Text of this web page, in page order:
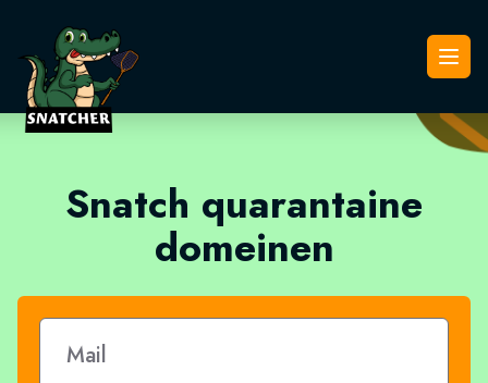
Snatcher
Snatch quarantaine
domeinen